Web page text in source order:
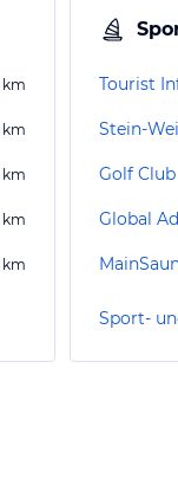
km
km
km
km
km
Stein-
Golf